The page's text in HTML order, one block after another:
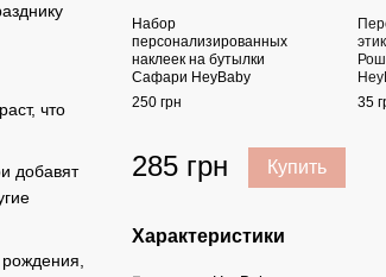
что
добавят
Набор
персонализированных
наклеек на бутылки
Сафари HeyBaby
250 грн
35
285 грн Купить
Характеристики